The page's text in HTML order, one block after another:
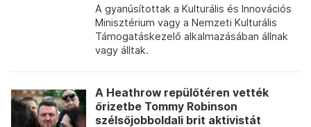
A gyanúsítottak a Kulturális és Innovációs
Minisztérium vagy a Nemzeti Kulturális
Támogatáskezelő alkalmazásában állnak
vagy álltak.
A Heathrow repülőtéren vették
őrizetbe Tommy Robinson
szélsőjobboldali brit aktivistát